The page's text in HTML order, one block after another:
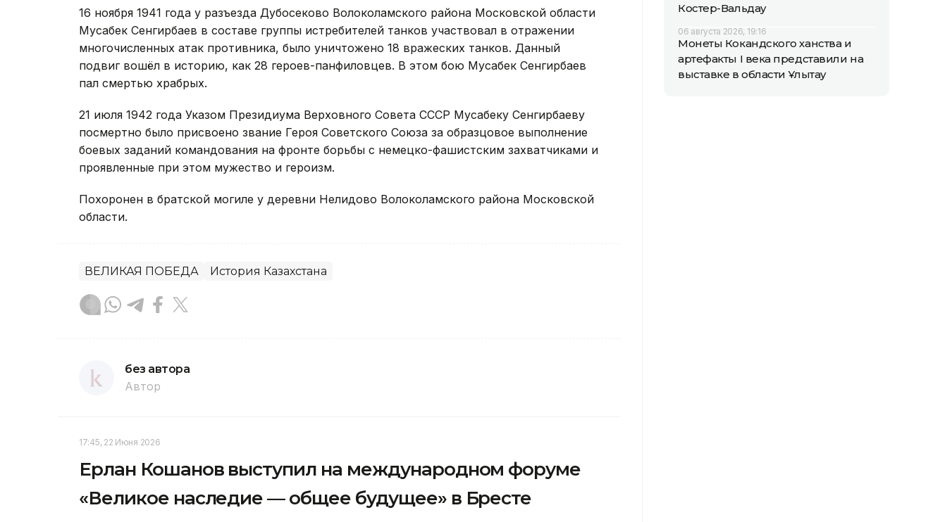
16 ноября 1941 года у разъезда Дубосеково Волоколамского района Московской области
Мусабек Сенгирбаев в составе группы истребителей танков участвовал в отражении
многочисленных атак противника, было уничтожено 18 вражеских танков. Данный
подвиг вошёл в историю, как 28 героев-панфиловцев. В этом бою Мусабек Сенгирбаев
пал смертью храбрых.
21 июля 1942 года Указом Президиума Верховного Совета СССР Мусабеку Сенгирбаеву
посмертно было присвоено звание Героя Советского Союза за образцовое выполнение
боевых заданий командования на фронте борьбы с немецко-фашистским захватчиками и
проявленные при этом мужество и героизм.
Похоронен в братской могиле у деревни Нелидово Волоколамского района Московской
области.
ВЕЛИКАЯ ПОБЕДА История Казахстана
без автора
Автор
17:45, 22 Июня 2026
Ерлан Кошанов выступил на международном форуме
«Великое наследие — общее будущее» в Бресте
Костер-Вальдау
06 августа 2026, 19:16
Монеты Кокандского ханства и
артефакты I века представили на
выставке в области Ұлытау